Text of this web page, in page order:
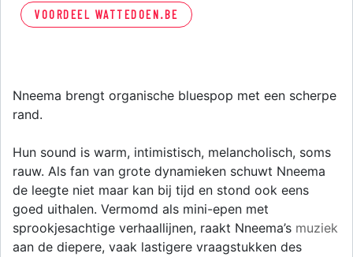
VOORDEEL WATTEDOEN.BE
Nneema brengt organische bluespop met een scherpe
rand.
Hun sound is warm, intimistisch, melancholisch, soms
rauw. Als fan van grote dynamieken schuwt Nneema
de leegte niet maar kan bij tijd en stond ook eens
goed uithalen. Vermomd als mini-epen met
sprookjesachtige verhaallijnen, raakt Nneema’s muziek
aan de diepere, vaak lastigere vraagstukken des